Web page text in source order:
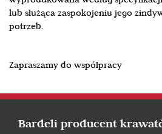
lub służąca zaspokojeniu jego
potrzeb.
Zapraszamy do współpracy
Bardeli producent